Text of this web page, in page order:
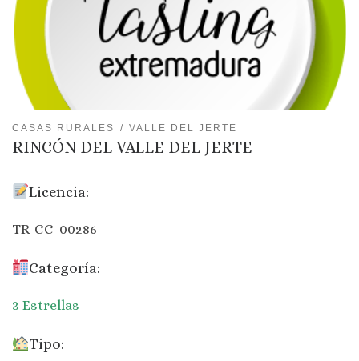
CASAS RURALES VALLE DEL JERTE
RINCÓN DEL VALLE DEL JERTE
Licencia:
TR-CC-00286
Categoría:
3 Estrellas
Tipo: